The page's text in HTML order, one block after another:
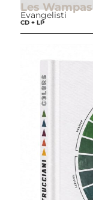
Les Wampas
Evangelisti
CD + LP